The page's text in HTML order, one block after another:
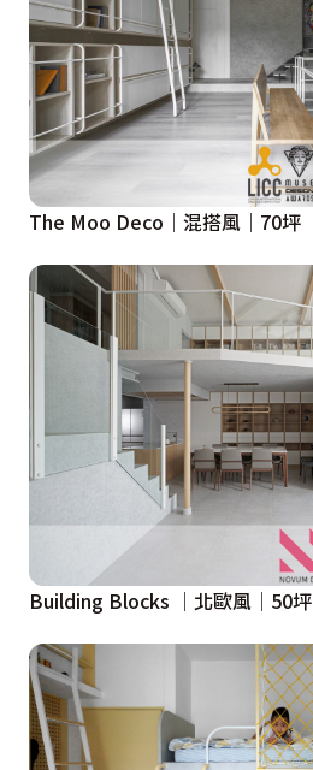
The Moo Deco│混搭風│70坪
Building Blocks │北歐風│50坪